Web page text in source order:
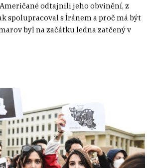
odtajnili jeho obvinění, z
spolupracoval s Íránem a proč má být
byl na začátku ledna zatčený v